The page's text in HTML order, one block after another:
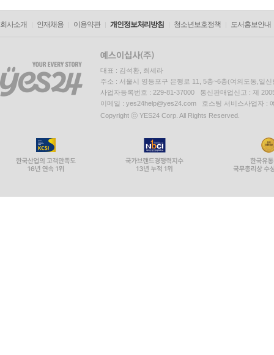
회사소개 인재채용 이용약관 개인정보처리방침 청소년보호정책 도서홍보안내
대표 : 김석환, 최세라
주소 : 서울시 영등포구 은행로 11, 5층~6층(여의도동,일신
사업자등록번호 : 229-81-37000 통신판매업신고 : 제
이메일 : yes24help@yes24.com 호스팅 서비스사업자 :
Copyright ⓒ YES24 Corp. All Rights Reserved.